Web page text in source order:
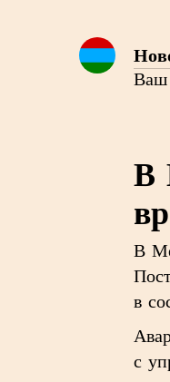
Ваш
В
В
в
с